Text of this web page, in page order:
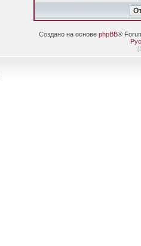
Создано на основе phpBB®
[